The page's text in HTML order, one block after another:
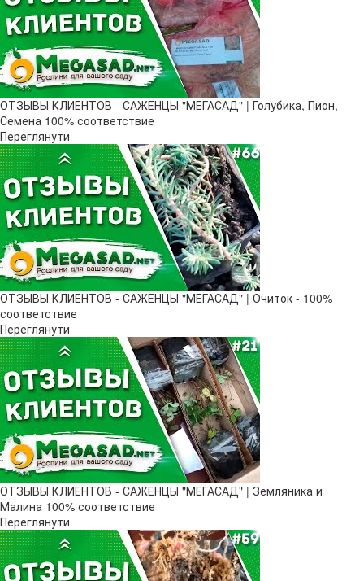
ОТЗЫВЫ КЛИЕНТОВ - САЖЕНЦЫ "МЕГАСАД" | Голубика, Пион,
Семена 100% соответствие
Переглянути
ОТЗЫВЫ КЛИЕНТОВ - САЖЕНЦЫ "МЕГАСАД" | Очиток - 100%
соответствие
Переглянути
ОТЗЫВЫ КЛИЕНТОВ - САЖЕНЦЫ "МЕГАСАД" | Земляника и
Малина 100% соответствие
Переглянути